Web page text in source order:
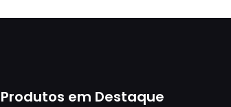
Produtos em Destaque